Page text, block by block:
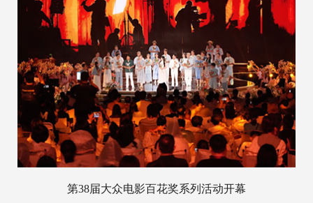
第38届大众电影百花奖系列活动开幕